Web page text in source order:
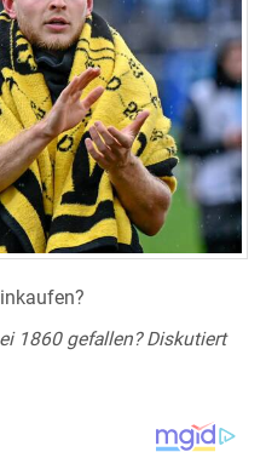
1860 gefallen? Diskutiert